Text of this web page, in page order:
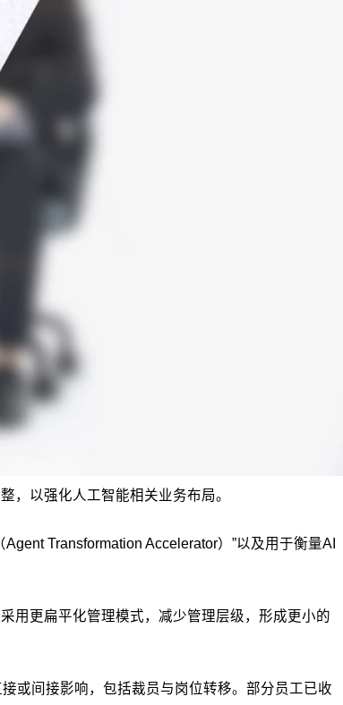
，以强化人工智能相关业务布局。
Transformation Accelerator）”以及用于衡量AI
用更扁平化管理模式，减少管理层级，形成更小的
或间接影响，包括裁员与岗位转移。部分员工已收